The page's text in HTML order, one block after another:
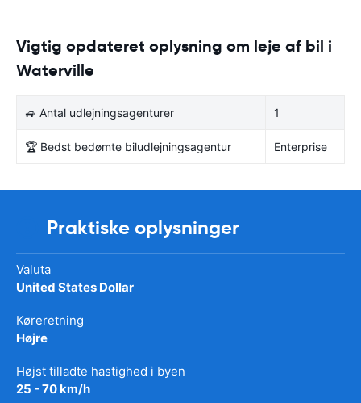
Vigtig opdateret oplysning om leje af bil i
Waterville
🚙 Antal udlejningsagenturer 1
🏆 Bedst bedømte biludlejningsagentur Enterprise
Praktiske oplysninger
Valuta
United States Dollar
Køreretning
Højre
Højst tilladte hastighed i byen
25 - 70 km/h